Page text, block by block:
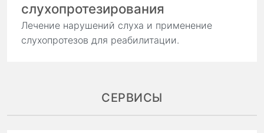
слухопротезирования
Лечение нарушений слуха и применение
слухопротезов для реабилитации.
СЕРВИСЫ